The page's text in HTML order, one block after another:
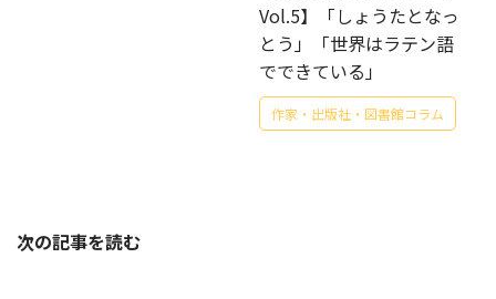
Vol.5】「しょうたとなっ
とう」「世界はラテン語
でできている」
作家・出版社・図書館コラム
次の記事を読む